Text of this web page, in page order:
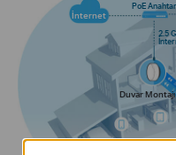
İnternet
Duvar Montajı
PoE
2.5